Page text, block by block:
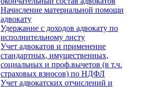
Начисление материальной помощи
адвокату
Удержание с доходов адвокату по
исполнительному листу
Учет адвокатов и применение
стандартных, имущественных,
социальных и проф.вычетов (в т.ч.
страховых взносов) по НДФЛ
Учет адвокатских отчислений и